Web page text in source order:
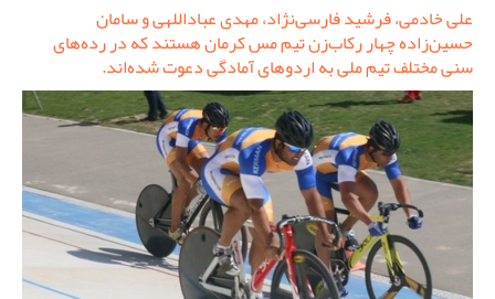
علی خادمی، فرشید فارسی‌نژاد، مهدی عباداللهی و سامان
حسین‌زاده چهار رکاب‌زن تیم مس کرمان هستند که در رده‌های
سنی مختلف تیم ملی به اردوهای آمادگی دعوت شده‌اند.